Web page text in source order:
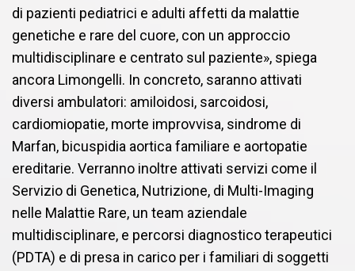
di pazienti pediatrici e adulti affetti da malattie
genetiche e rare del cuore, con un approccio
multidisciplinare e centrato sul paziente», spiega
ancora Limongelli. In concreto, saranno attivati
diversi ambulatori: amiloidosi, sarcoidosi,
cardiomiopatie, morte improvvisa, sindrome di
Marfan, bicuspidia aortica familiare e aortopatie
ereditarie. Verranno inoltre attivati servizi come il
Servizio di Genetica, Nutrizione, di Multi-Imaging
nelle Malattie Rare, un team aziendale
multidisciplinare, e percorsi diagnostico terapeutici
(PDTA) e di presa in carico per i familiari di soggetti